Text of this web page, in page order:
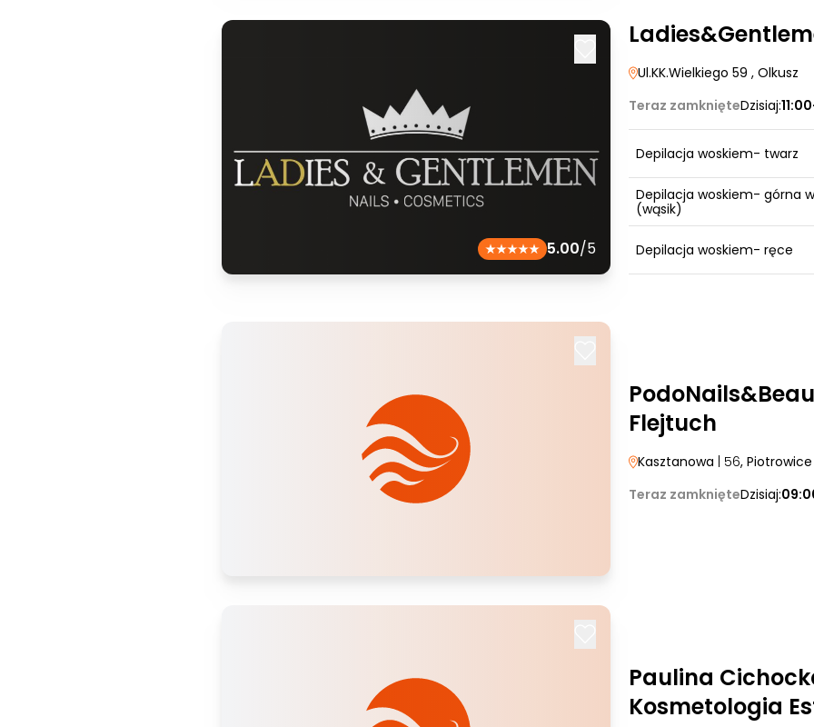
5.00/5
Ul.KK.Wielkiego 59 , Olkusz
Teraz zamknięteDzisiaj:
Depilacja woskiem- twarz
Depilacja woskiem- górna
(wąsik)
Depilacja woskiem- ręce
Flejtuch
Kasztanowa | 56, Piotrowice
Teraz zamknięteDzisiaj:
Paulina
Kosmetologia